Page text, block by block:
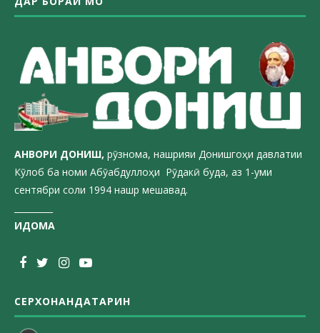
АНВОРИ ДОНИШ, рӯзнома, нашрияи Донишгоҳи давлатии
Кӯлоб ба номи Абӯабдуллоҳи Рӯдакӣ буда, аз 1-уми
сентябри соли 1994 нашр мешавад.
ИДОМА
СЕРХОНАНДАТАРИН